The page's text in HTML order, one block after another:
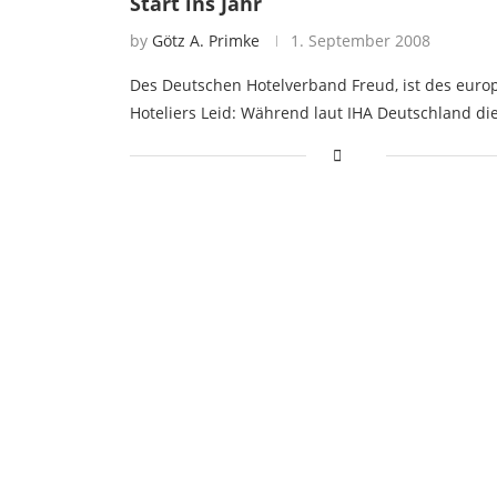
by Götz A. Primke 1. September 2008
Des Deutschen Hotelverband Freud, ist des
Hoteliers Leid: Während laut IHA Deutschland